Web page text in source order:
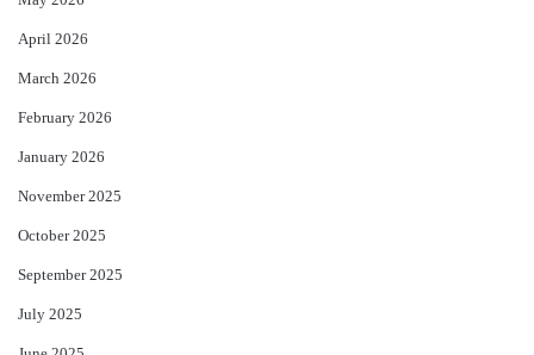
April 2026
March 2026
February 2026
January 2026
November 2025
October 2025
September 2025
July 2025